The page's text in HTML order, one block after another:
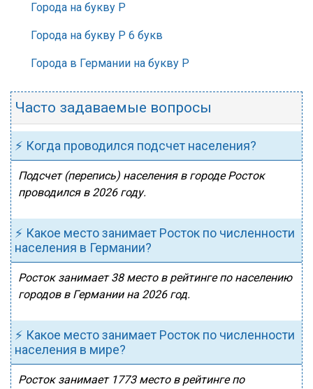
Города на букву Р
Города на букву Р 6 букв
Города в Германии на букву Р
Часто задаваемые вопросы
⚡ Когда проводился подсчет населения?
Подсчет (перепись) населения в городе Росток
проводился в 2026 году.
⚡ Какое место занимает Росток по численности
населения в Германии?
Росток занимает 38 место в рейтинге по населению
городов в Германии на 2026 год.
⚡ Какое место занимает Росток по численности
населения в мире?
Росток занимает 1773 место в рейтинге по